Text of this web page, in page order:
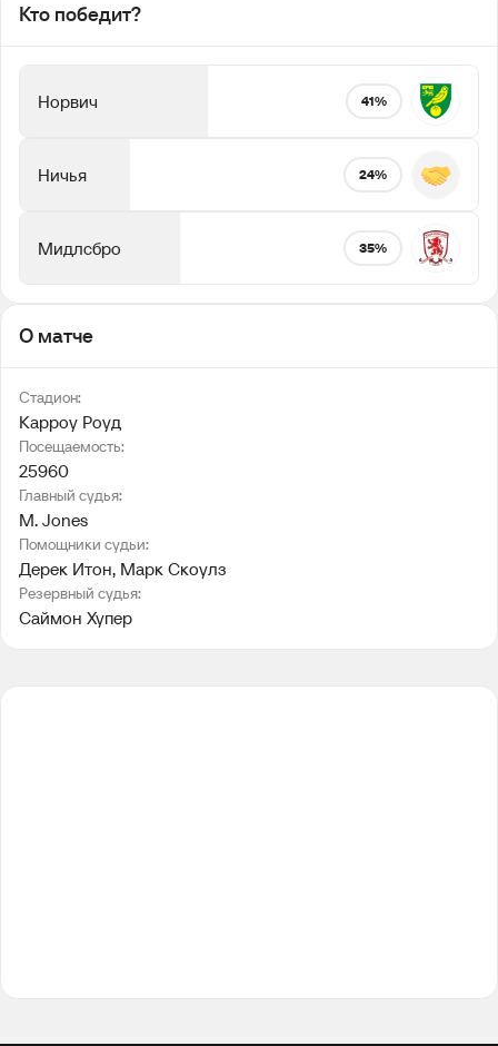
Кто победит?
Норвич 41%
Ничья 24%
Мидлсбро 35%
О матче
Стадион:
Карроу Роуд
Посещаемость:
25960
Главный судья:
M. Jones
Помощники судьи:
Дерек Итон, Марк Скоулз
Резервный судья:
Саймон Хупер